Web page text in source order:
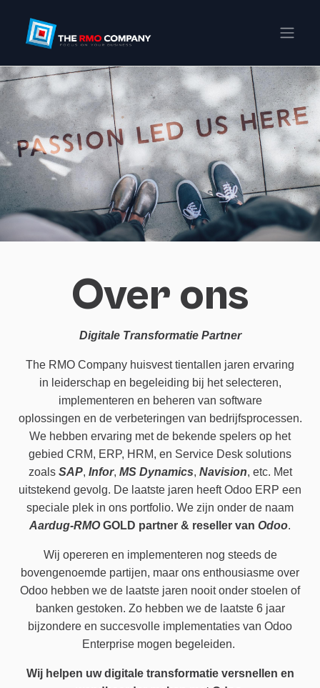
Over ons
Digitale Transformatie Partner
The RMO Company huisvest tientallen jaren ervaring
in leiderschap en begeleiding bij het selecteren,
implementeren en beheren van software
oplossingen en de verbeteringen van bedrijfsprocessen.
We hebben ervaring met de bekende spelers op het
gebied CRM, ERP, HRM, en Service Desk solutions
zoals SAP, Infor, MS Dynamics, Navision, etc. Met
uitstekend gevolg. De laatste jaren heeft Odoo ERP een
speciale plek in ons portfolio. We zijn onder de naam
Aardug-RMOGOLD partner & reseller van Odoo.
Wij opereren en implementeren nog steeds de
bovengenoemde partijen, maar ons enthousiasme over
Odoo hebben we de laatste jaren nooit onder stoelen of
banken gestoken. Zo hebben we de laatste 6 jaar
bijzondere en succesvolle implementaties van Odoo
Enterprise mogen begeleiden.
Wij helpen uw digitale transformatie versnellen en